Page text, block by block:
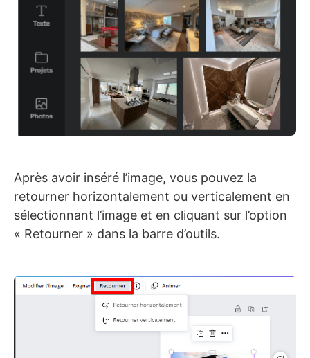
Après avoir inséré l’image, vous pouvez la
retourner horizontalement ou verticalement en
sélectionnant l’image et en cliquant sur l’option
« Retourner » dans la barre d’outils.